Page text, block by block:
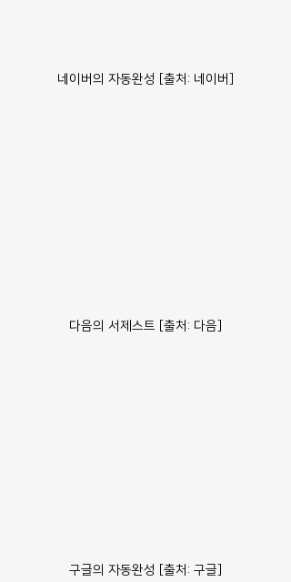
네이버의 자동완성 [출처: 네이버]
다음의 서제스트 [출처: 다음]
구글의 자동완성 [출처: 구글]